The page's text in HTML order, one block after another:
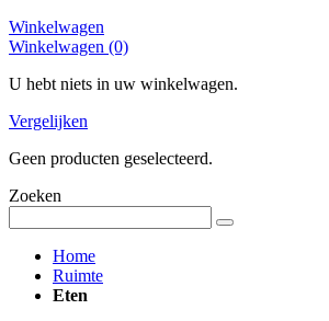
Winkelwagen
Winkelwagen (0)
U hebt niets in uw winkelwagen.
Vergelijken
Geen producten geselecteerd.
Zoeken
Home
Ruimte
Eten